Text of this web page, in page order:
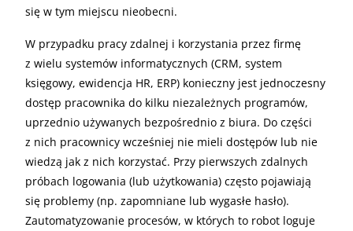
się w tym miejscu nieobecni.
W przypadku pracy zdalnej i korzystania przez firmę
z wielu systemów informatycznych (CRM, system
księgowy, ewidencja HR, ERP) konieczny jest jednoczesny
dostęp pracownika do kilku niezależnych programów,
uprzednio używanych bezpośrednio z biura. Do części
z nich pracownicy wcześniej nie mieli dostępów lub nie
wiedzą jak z nich korzystać. Przy pierwszych zdalnych
próbach logowania (lub użytkowania) często pojawiają
się problemy (np. zapomniane lub wygasłe hasło).
Zautomatyzowanie procesów, w których to robot loguje